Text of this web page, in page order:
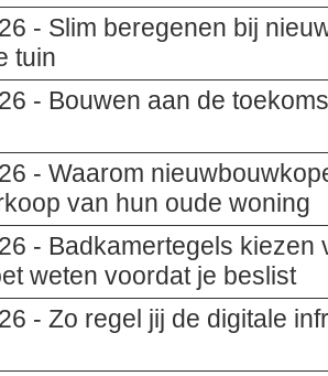
- Slim beregenen bij
tuin
- Bouwen aan de
- Waarom
van hun oude woning
- Badkamertegels kiezen
weten voordat je beslist
- Zo regel jij de digitale